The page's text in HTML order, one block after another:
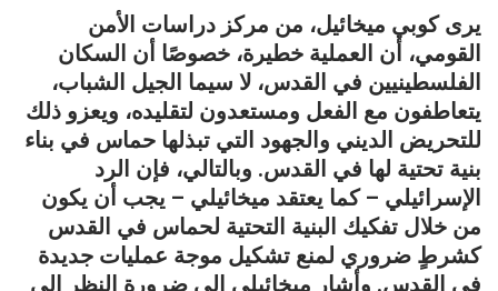
يرى كوبي ميخائيل، من مركز دراسات الأمن
القومي، أن العملية خطيرة، خصوصًا أن السكان
الفلسطينيين في القدس، لا سيما الجيل الشباب،
يتعاطفون مع الفعل ومستعدون لتقليده، ويعزو ذلك
للتحريض الديني والجهود التي تبذلها حماس في بناء
بنية تحتية لها في القدس. وبالتالي، فإن الرد
الإسرائيلي – كما يعتقد ميخائيلي – يجب أن يكون
من خلال تفكيك البنية التحتية لحماس في القدس
كشرطٍ ضروري لمنع تشكيل موجة عمليات جديدة
في القدس. وأشار ميخائيلي إلى ضرورة النظر إلى